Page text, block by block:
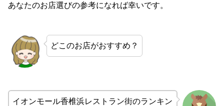
あなたのお店選びの参考になれば幸いです。
どこのお店がおすすめ？
イオンモール香椎浜レストラン街のランキン